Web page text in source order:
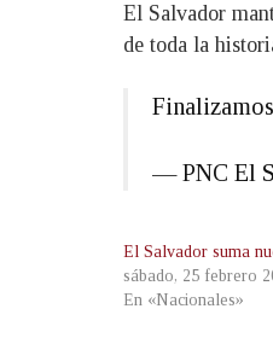
El Salvador
de toda la
— PNC El
El Salvador suma
sábado, 25 febrero
En «Nacionales»